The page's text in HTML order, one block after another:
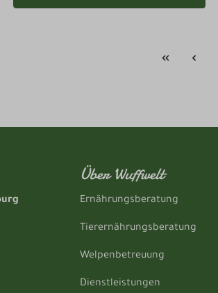
Über Wuffwelt
Ernährungsberatung
Tierernährungsberatung
Welpenbetreuung
Dienstleistungen